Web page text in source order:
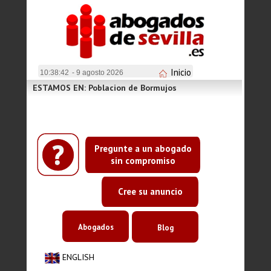
10:38:42 - 9 agosto 2026 Inicio
Pregunte a un abogado
sin compromiso
Cree su anuncio
ESTAMOS EN: Poblacion de Bormujos
ENGLISH
Abogados Blog